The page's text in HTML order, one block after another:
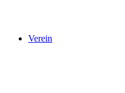
Verein